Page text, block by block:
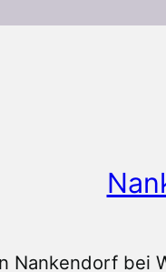
Nankendorf bei